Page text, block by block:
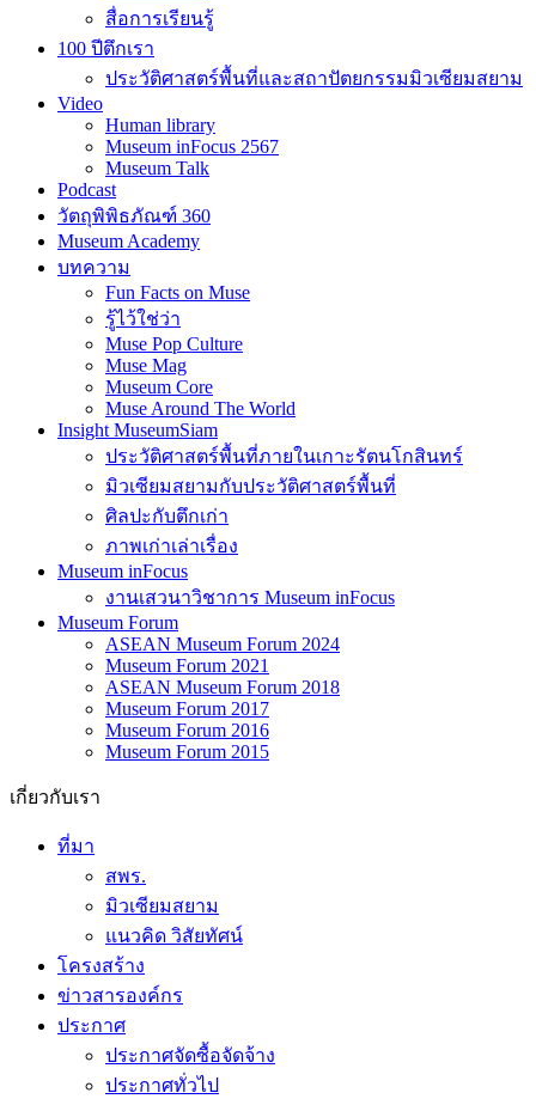
สื่อการเรียนรู้
100 ปีตึกเรา
ประวัติศาสตร์พื้นที่และสถาปัตยกรรมมิวเซียมสยาม
Video
Human library
Museum inFocus 2567
Museum Talk
Podcast
วัตถุพิพิธภัณฑ์ 360
Museum Academy
บทความ
Fun Facts on Muse
รู้ไว้ใช่ว่า
Muse Pop Culture
Muse Mag
Museum Core
Muse Around The World
Insight MuseumSiam
ประวัติศาสตร์พื้นที่ภายในเกาะรัตนโกสินทร์
มิวเซียมสยามกับประวัติศาสตร์พื้นที่
ศิลปะกับตึกเก่า
ภาพเก่าเล่าเรื่อง
Museum inFocus
งานเสวนาวิชาการ Museum inFocus
Museum Forum
ASEAN Museum Forum 2024
Museum Forum 2021
ASEAN Museum Forum 2018
Museum Forum 2017
Museum Forum 2016
Museum Forum 2015
เกี่ยวกับเรา
ที่มา
สพร.
มิวเซียมสยาม
แนวคิด วิสัยทัศน์
โครงสร้าง
ข่าวสารองค์กร
ประกาศ
ประกาศจัดซื้อจัดจ้าง
ประกาศทั่วไป